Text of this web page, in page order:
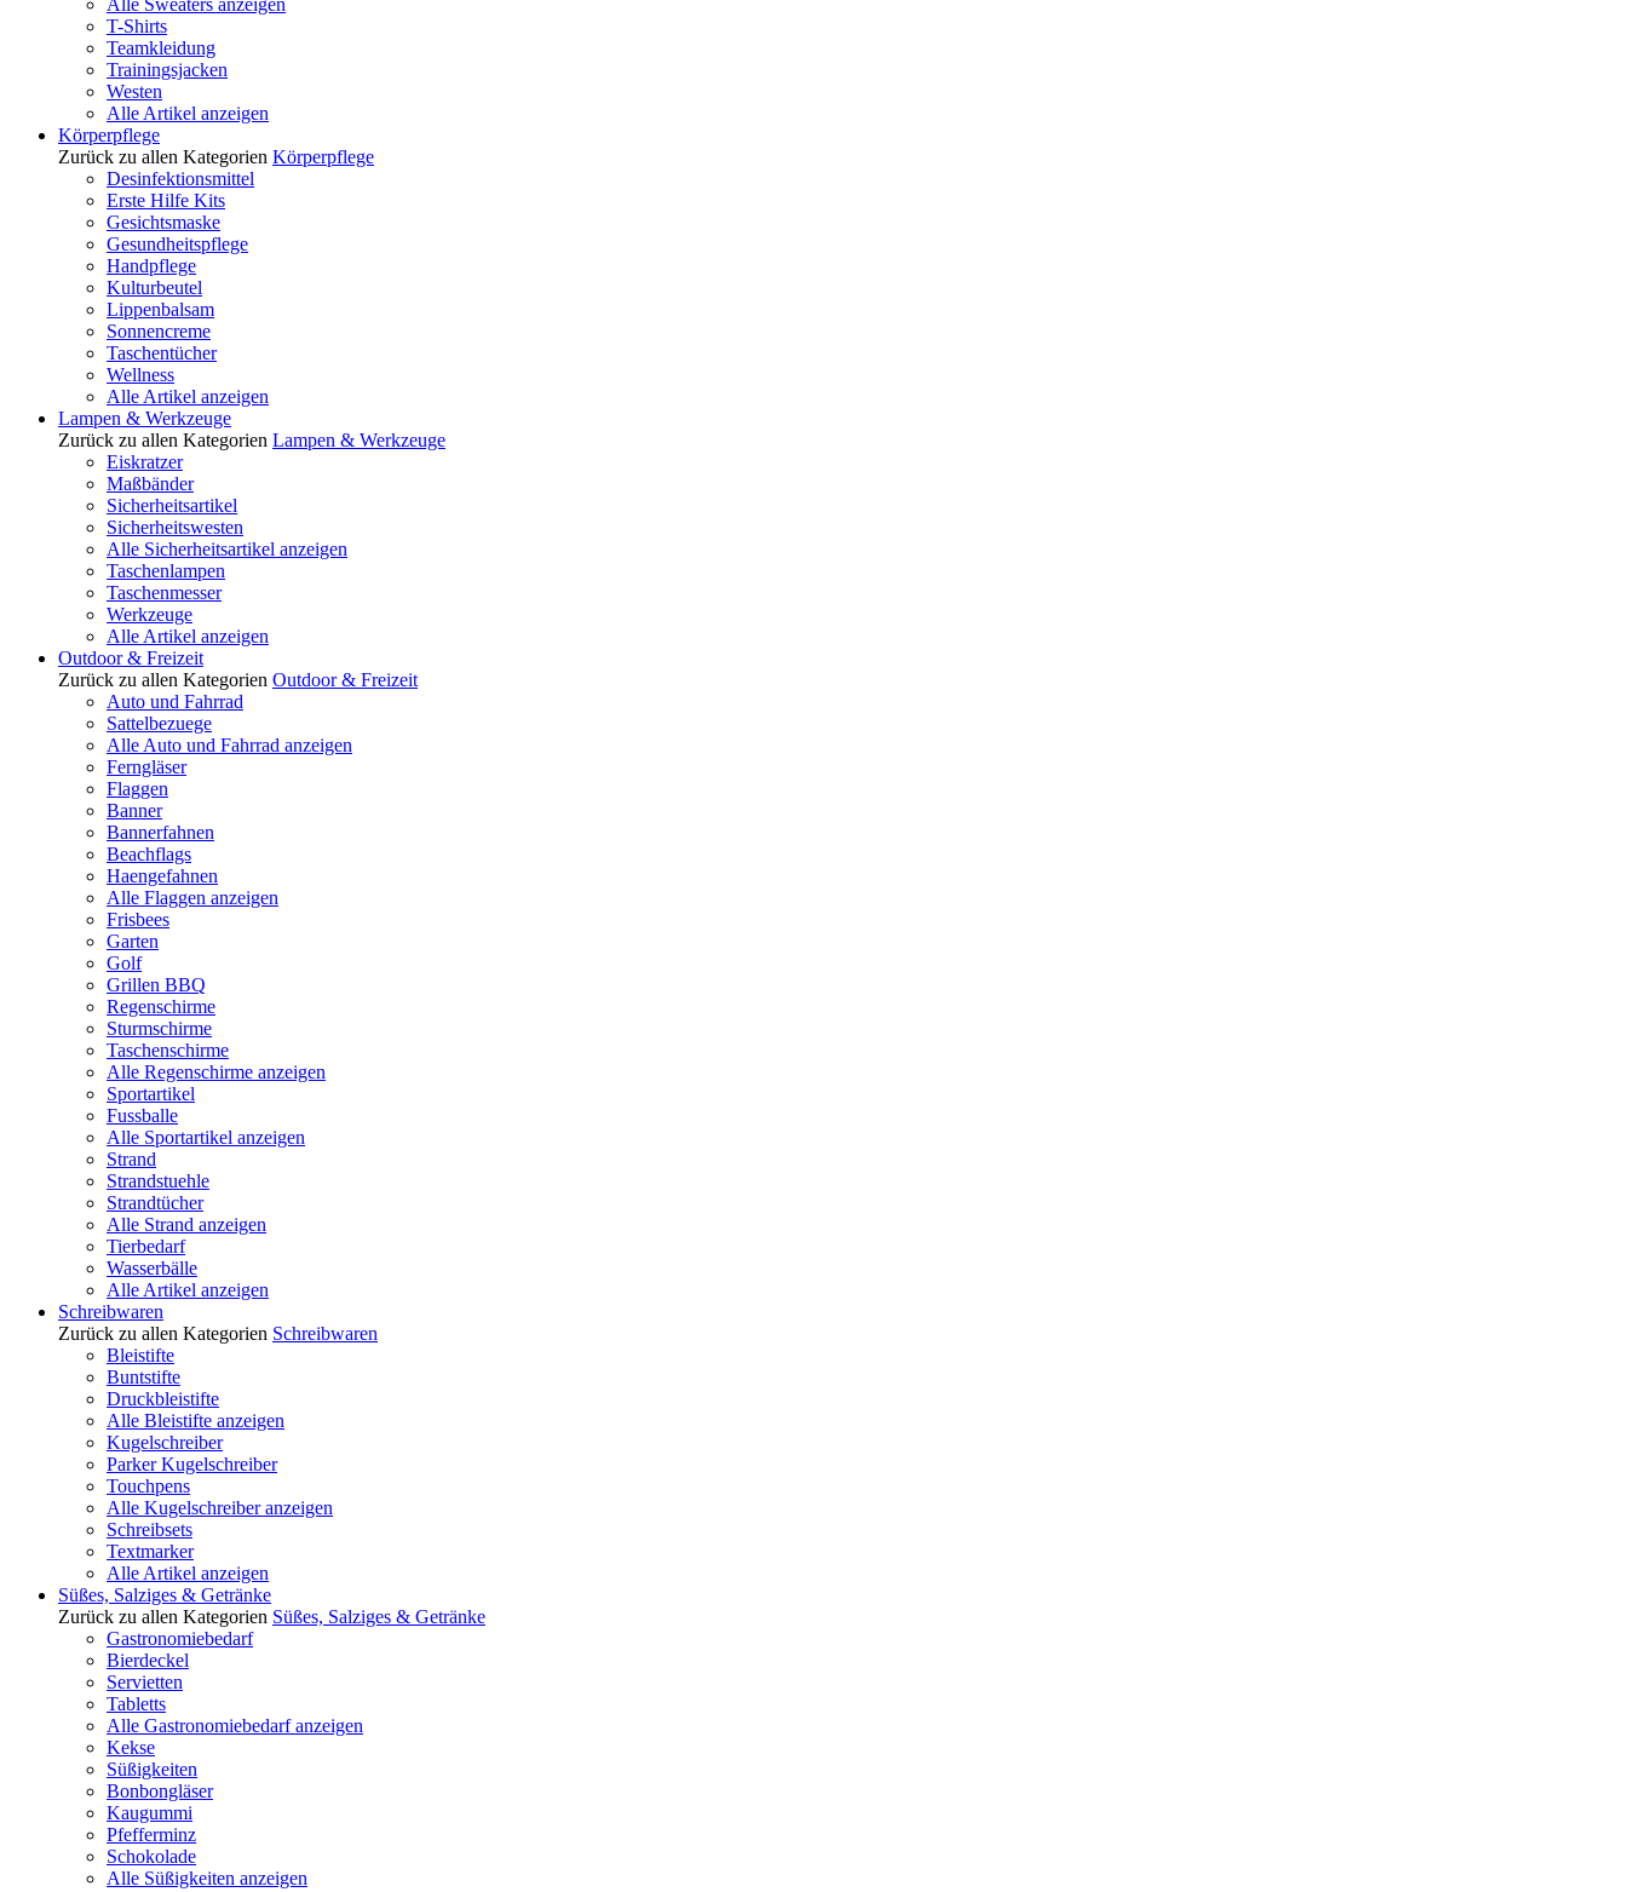
Alle Sweaters anzeigen
T-Shirts
Teamkleidung
Trainingsjacken
Westen
Alle Artikel anzeigen
Körperpflege
Zurück zu allen Kategorien Körperpflege
Desinfektionsmittel
Erste Hilfe Kits
Gesichtsmaske
Gesundheitspflege
Handpflege
Kulturbeutel
Lippenbalsam
Sonnencreme
Taschentücher
Wellness
Alle Artikel anzeigen
Lampen & Werkzeuge
Zurück zu allen Kategorien Lampen & Werkzeuge
Eiskratzer
Maßbänder
Sicherheitsartikel
Sicherheitswesten
Alle Sicherheitsartikel anzeigen
Taschenlampen
Taschenmesser
Werkzeuge
Alle Artikel anzeigen
Outdoor & Freizeit
Zurück zu allen Kategorien Outdoor & Freizeit
Auto und Fahrrad
Sattelbezuege
Alle Auto und Fahrrad anzeigen
Ferngläser
Flaggen
Banner
Bannerfahnen
Beachflags
Haengefahnen
Alle Flaggen anzeigen
Frisbees
Garten
Golf
Grillen BBQ
Regenschirme
Sturmschirme
Taschenschirme
Alle Regenschirme anzeigen
Sportartikel
Fussballe
Alle Sportartikel anzeigen
Strand
Strandstuehle
Strandtücher
Alle Strand anzeigen
Tierbedarf
Wasserbälle
Alle Artikel anzeigen
Schreibwaren
Zurück zu allen Kategorien Schreibwaren
Bleistifte
Buntstifte
Druckbleistifte
Alle Bleistifte anzeigen
Kugelschreiber
Parker Kugelschreiber
Touchpens
Alle Kugelschreiber anzeigen
Schreibsets
Textmarker
Alle Artikel anzeigen
Süßes, Salziges & Getränke
Zurück zu allen Kategorien Süßes, Salziges & Getränke
Gastronomiebedarf
Bierdeckel
Servietten
Tabletts
Alle Gastronomiebedarf anzeigen
Kekse
Süßigkeiten
Bonbongläser
Kaugummi
Pfefferminz
Schokolade
Alle Süßigkeiten anzeigen